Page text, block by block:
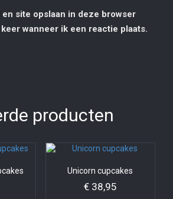
en site opslaan in deze browser
wanneer ik een reactie plaats.
producten
Unicorn cupcakes
€38,95